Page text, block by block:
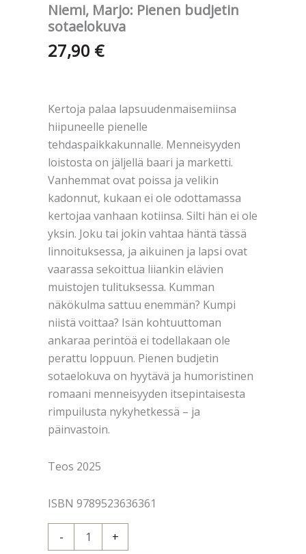
Niemi, Marjo: Pienen budjetin
sotaelokuva
27,90 €
Kertoja palaa lapsuudenmaisemiinsa
hiipuneelle pienelle
tehdaspaikkakunnalle. Menneisyyden
loistosta on jäljellä baari ja marketti.
Vanhemmat ovat poissa ja velikin
kadonnut, kukaan ei ole odottamassa
kertojaa vanhaan kotiinsa. Silti hän ei ole
yksin. Joku tai jokin vahtaa häntä tässä
linnoituksessa, ja aikuinen ja lapsi ovat
vaarassa sekoittua liiankin elävien
muistojen tulituksessa. Kumman
näkökulma sattuu enemmän? Kumpi
niistä voittaa? Isän kohtuuttoman
ankaraa perintöä ei todellakaan ole
perattu loppuun. Pienen budjetin
sotaelokuva on hyytävä ja humoristinen
romaani menneisyyden itsepintaisesta
rimpuilusta nykyhetkessä – ja
päinvastoin.
Teos 2025
ISBN 9789523636361
-
Marjo:
+